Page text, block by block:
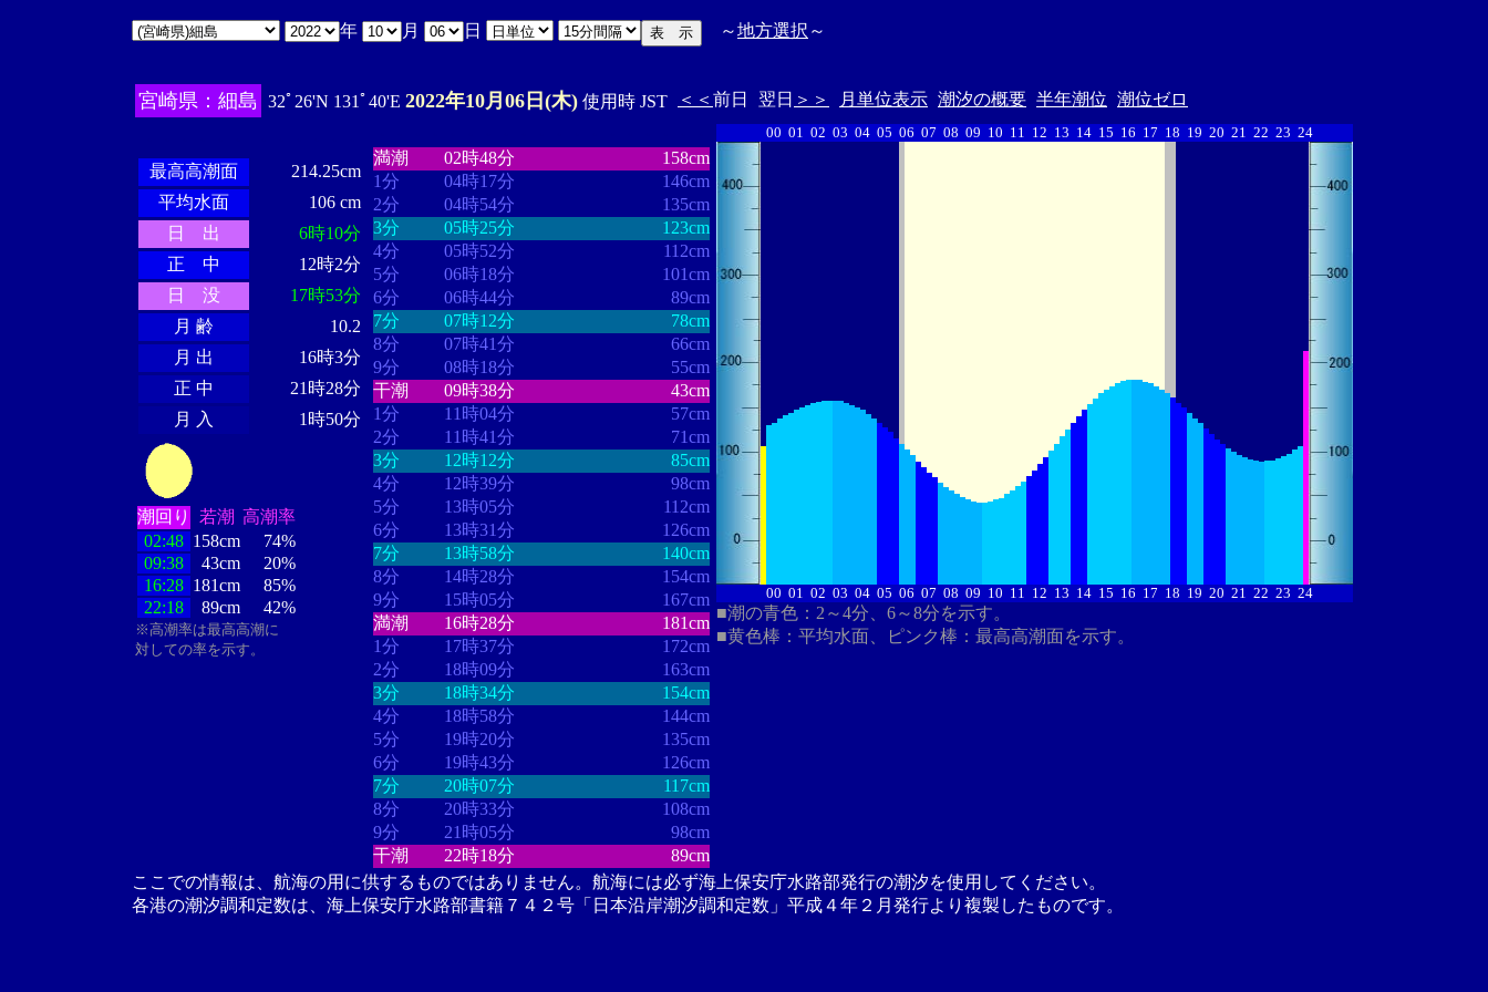
年 月 日 ～地方選択 ～
宮崎県：細島 32ﾟ26'N 131ﾟ40'E 2022年10月06日(木) 使用時 JST ＜＜ 前日 翌日 ＞＞ 月単位表示 潮汐の概要 半年潮位 潮位ゼロ
最高高潮面
214.25cm
平均水面
106 cm
日 出
6時10分
正 中
12時2分
日 没
17時53分
月 齢
10.2
月 出
16時3分
正 中
21時28分
月 入
1時50分
潮回り 若潮 高潮率
02:48 158cm
74%
09:38
43cm
20%
16:28 181cm
85%
22:18
89cm 42%
※高潮率は最高高潮に
対しての率を示す。
満潮
02時48分
158cm
1分
04時17分
146cm
2分
04時54分
135cm
3分
05時25分
123cm
4分
05時52分
112cm
5分
06時18分
101cm
6分
06時44分
89cm
7分
07時12分
78cm
8分
07時41分
66cm
9分
08時18分
55cm
干潮
09時38分
43cm
1分
11時04分
57cm
2分
11時41分
71cm
3分
12時12分
85cm
4分
12時39分
98cm
5分
13時05分
112cm
6分
13時31分
126cm
7分
13時58分
140cm
8分
14時28分
154cm
9分
15時05分
167cm
満潮
16時28分
181cm
1分
17時37分
172cm
2分
18時09分
163cm
3分
18時34分
154cm
4分
18時58分
144cm
5分
19時20分
135cm
6分
19時43分
126cm
7分
20時07分
117cm
8分
20時33分
108cm
9分
21時05分
98cm
干潮
22時18分 89cm
00 01 02 03 04 05 06 07 08 09 10 11 12 13 14 15 16 17 18 19 20 21 22 23 24
00 01 02 03 04 05 06 07 08 09 10 11 12 13 14 15 16 17 18 19 20 21 22 23 24
■潮の青色：2～4分、6～8分を示す。
■黄色棒：平均水面、ピンク棒：最高高潮面を示す。
ここでの情報は、航海の用に供するものではありません。航海には必ず海上保安庁水路部発行の潮汐を使用してください。
各港の潮汐調和定数は、海上保安庁水路部書籍７４２号「日本沿岸潮汐調和定数」平成４年２月発行より複製したものです。